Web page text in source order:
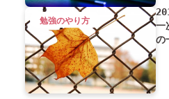
一
の
勉強のやり方